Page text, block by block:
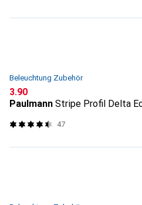
Beleuchtung Zubehör
CHF
3.90
Paulmann Stripe Profil Delta
47